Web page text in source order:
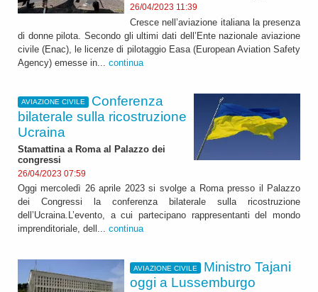
26/04/2023 11:39
Cresce nell’aviazione italiana la presenza
di donne pilota. Secondo gli ultimi dati dell’Ente nazionale aviazione
civile (Enac), le licenze di pilotaggio Easa (European Aviation Safety
Agency) emesse in... continua
AVIAZIONE CIVILE
Conferenza
bilaterale sulla ricostruzione
Ucraina
Stamattina a Roma al Palazzo dei
congressi
26/04/2023 07:59
Oggi mercoledì 26 aprile 2023 si svolge a Roma presso il Palazzo
dei Congressi la conferenza bilaterale sulla ricostruzione
dell’Ucraina.L’evento, a cui partecipano rappresentanti del mondo
imprenditoriale, dell... continua
AVIAZIONE CIVILE
Ministro Tajani
oggi a Lussemburgo